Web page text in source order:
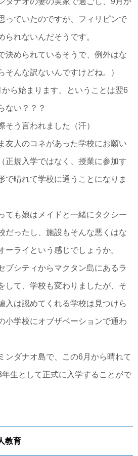
っていたのですが、フィリピンで
られないんだそうです。
決められているそうで、例外はな
そんな訳ないんですけどね。）
ら始まります。ということは翌6
ない？？？
そう言われました（汗）
友人のコネがあった学校にお願い
正規入学ではなく、授業に参加す
で晴れて学校に通うことになりま
ても娘はメイドと一緒にタクシー
だったし、施設もそんな悪くはな
ーライという感じでしょうか。
ブシティからマクタン島にあるラ
して、学校も変わりましたが、そ
入は認めてくれる学校は見つけら
小学校にオブザベーションで通わ
ンダナオ島で、この6月から晴れて
生として正式に入学することがで
教育